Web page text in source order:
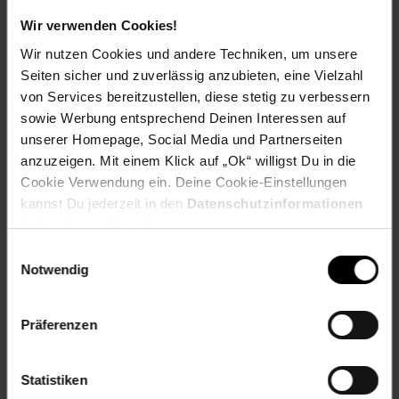
Wir verwenden Cookies!
Wir nutzen Cookies und andere Techniken, um unsere
Seiten sicher und zuverlässig anzubieten, eine Vielzahl
von Services bereitzustellen, diese stetig zu verbessern
sowie Werbung entsprechend Deinen Interessen auf
unserer Homepage, Social Media und Partnerseiten
anzuzeigen. Mit einem Klick auf „Ok“ willigst Du in die
Cookie Verwendung ein. Deine Cookie-Einstellungen
kannst Du jederzeit in den Datenschutzinformationen
ändern bzw. widerrufen.
Notwendig
Präferenzen
Statistiken
Versandinformationen
Herstellerinformationen
Fußzeile
Weitere Online-Angebote
Netto Reisen TV-Shop Weinwelt
Karriere